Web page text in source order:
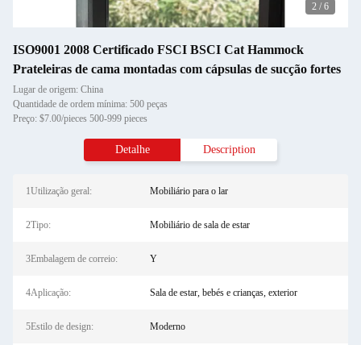
2 / 6
ISO9001 2008 Certificado FSCI BSCI Cat Hammock
Prateleiras de cama montadas com cápsulas de sucção fortes
Lugar de origem: China
Quantidade de ordem mínima: 500 peças
Preço: $7.00/pieces 500-999 pieces
Detalhe Description
1Utilização geral: Mobiliário para o lar
2Tipo: Mobiliário de sala de estar
3Embalagem de correio: Y
4Aplicação: Sala de estar, bebés e crianças, exterior
5Estilo de design: Moderno